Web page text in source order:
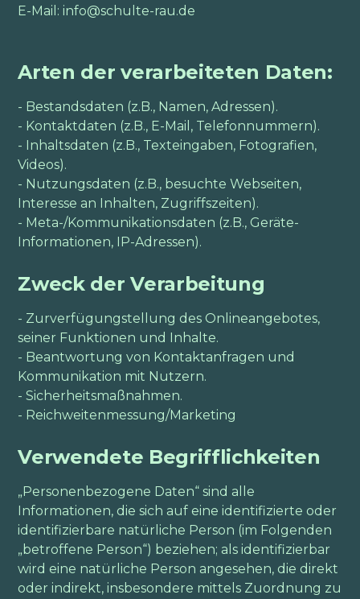
E-Mail: info@schulte-rau.de
Arten der verarbeiteten Daten:
- Bestandsdaten (z.B., Namen, Adressen).
- Kontaktdaten (z.B., E-Mail, Telefonnummern).
- Inhaltsdaten (z.B., Texteingaben, Fotografien,
Videos).
- Nutzungsdaten (z.B., besuchte Webseiten,
Interesse an Inhalten, Zugriffszeiten).
- Meta-/Kommunikationsdaten (z.B., Geräte-
Informationen, IP-Adressen).
Zweck der Verarbeitung
- Zurverfügungstellung des Onlineangebotes,
seiner Funktionen und Inhalte.
- Beantwortung von Kontaktanfragen und
Kommunikation mit Nutzern.
- Sicherheitsmaßnahmen.
- Reichweitenmessung/Marketing
Verwendete Begrifflichkeiten
„Personenbezogene Daten“ sind alle
Informationen, die sich auf eine identifizierte oder
identifizierbare natürliche Person (im Folgenden
„betroffene Person“) beziehen; als identifizierbar
wird eine natürliche Person angesehen, die direkt
oder indirekt, insbesondere mittels Zuordnung zu